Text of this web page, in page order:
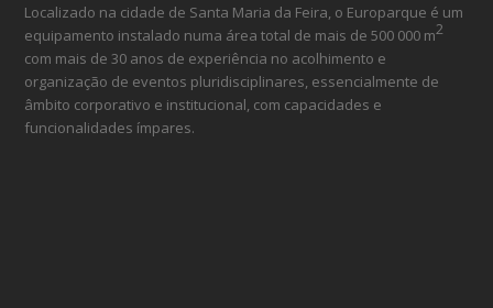
Localizado na cidade de Santa Maria da Feira, o Europarque é um
equipamento instalado numa área total de mais de 500 000 m2
com mais de 30 anos de experiência no acolhimento e
organização de eventos pluridisciplinares, essencialmente de
âmbito corporativo e institucional, com capacidades e
funcionalidades ímpares.